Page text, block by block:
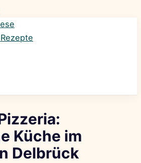
Küche im
Delbrück